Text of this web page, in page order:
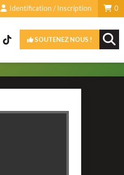
0
Identification / Inscription
SOUTENEZ NOUS !